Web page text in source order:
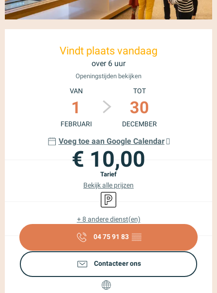
Vindt plaats vandaag
over 6 uur
Openingstijden bekijken
VAN
1
FEBRUARI
TOT
30
DECEMBER
Voeg toe aan Google Calendar
€ 10,00
Tarief
Bekijk alle prijzen
Parkeerplaats
+ 8 andere dienst(en)
04 75 91 83 ▒▒
Contacteer ons